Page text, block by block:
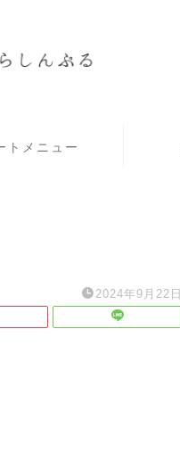
トメニュー
2024年9月22日